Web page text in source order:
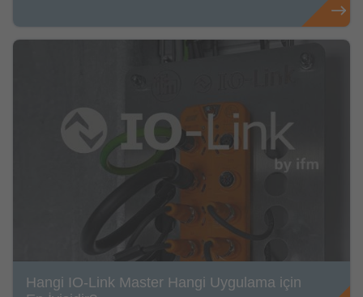
Hangi IO-Link Master Hangi Uygulama için